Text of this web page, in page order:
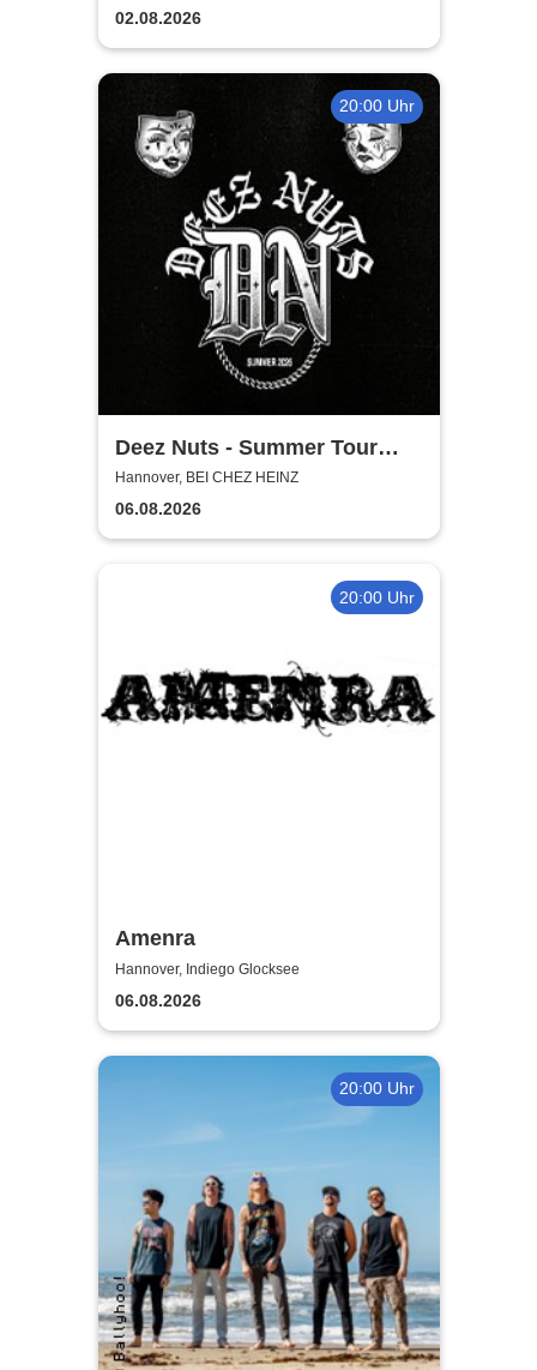
02.08.2026
20:00 Uhr
Deez Nuts - Summer Tour
2026
Hannover, BEI CHEZ HEINZ
06.08.2026
20:00 Uhr
Amenra
Hannover, Indiego Glocksee
06.08.2026
20:00 Uhr